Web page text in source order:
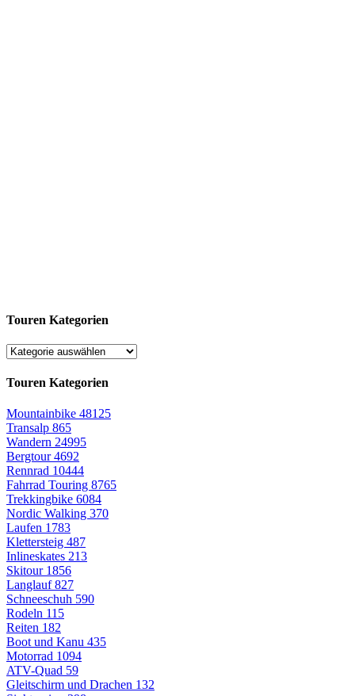
Touren Kategorien
Touren Kategorien
Mountainbike 48125
Transalp 865
Wandern 24995
Bergtour4692
Rennrad 10444
Fahrrad Touring 8765
Trekkingbike 6084
Nordic Walking 370
Laufen 1783
Klettersteig 487
Inlineskates 213
Skitour 1856
Langlauf827
Schneeschuh 590
Rodeln 115
Reiten 182
Boot und Kanu 435
Motorrad 1094
ATV-Quad 59
Gleitschirm und Drachen 132